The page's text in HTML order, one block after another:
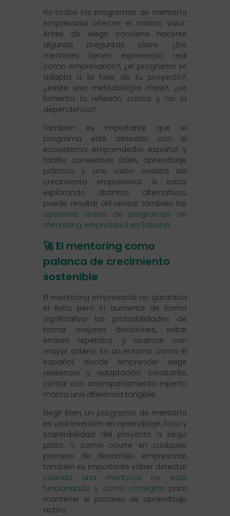
No todos los programas de mentoría
empresarial ofrecen el mismo valor.
Antes de elegir, conviene hacerse
algunas preguntas clave: ¿los
mentores tienen experiencia real
como empresarios?, ¿el programa se
adapta a la fase de tu proyecto?,
¿existe una metodología clara?, ¿se
fomenta la reflexión crítica y no la
dependencia?
También es importante que el
programa esté alineado con el
ecosistema emprendedor español y
facilite conexiones útiles, aprendizaje
práctico y una visión realista del
crecimiento empresarial. Si estás
explorando distintas alternativas,
puede resultar útil revisar también las
opciones reales de programas de
mentoring empresarial en España.
🚀 El mentoring como
palanca de crecimiento
sostenible
El mentoring empresarial no garantiza
el éxito, pero sí aumenta de forma
significativa las probabilidades de
tomar mejores decisiones, evitar
errores repetidos y avanzar con
mayor criterio. En un entorno como el
español, donde emprender exige
resiliencia y adaptación constante,
contar con acompañamiento experto
marca una diferencia tangible.
Elegir bien un programa de mentoría
es una inversión en aprendizaje, foco y
sostenibilidad del proyecto a largo
plazo. Y, como ocurre en cualquier
proceso de desarrollo empresarial,
también es importante saber detectar
cuándo una mentoría no está
funcionando y cómo corregirla para
mantener el proceso de aprendizaje
activo.